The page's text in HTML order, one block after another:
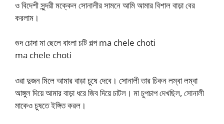
ও বিদেশী সুন্দরী মক্কেল সোনালীর সামনে আমি আমার বিশাল বাড়া বের
করলাম।
গুদ চোদা মা ছেলে বাংলা চটি গল্প ma chele choti
ma chele choti
ওরা দুজন মিলে আমার বাড়া চুষে দেবে। সোনালী তার চিকন লম্বা লম্বা
আঙ্গুল দিয়ে আমার বাড়া ধরে জিব দিয়ে চাটল। মা চুপচাপ দেখছিল, সোনালী
মাকেও চুষতে ইঙ্গিত করল।